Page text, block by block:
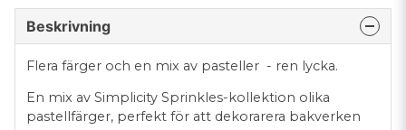
Beskrivning
Flera färger och en mix av pasteller - ren lycka.
En mix av Simplicity Sprinkles-kollektion olika
pastellfärger, perfekt för att dekorarera bakverken